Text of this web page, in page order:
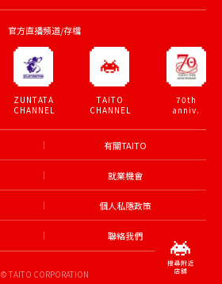
官方直播頻道/存檔
ZUNTATA
CHANNEL
TAITO
CHANNEL
70th
anniv.
有關TAITO
就業機會
個人私隱政策
聯絡我們
© TAITO CORPORATION